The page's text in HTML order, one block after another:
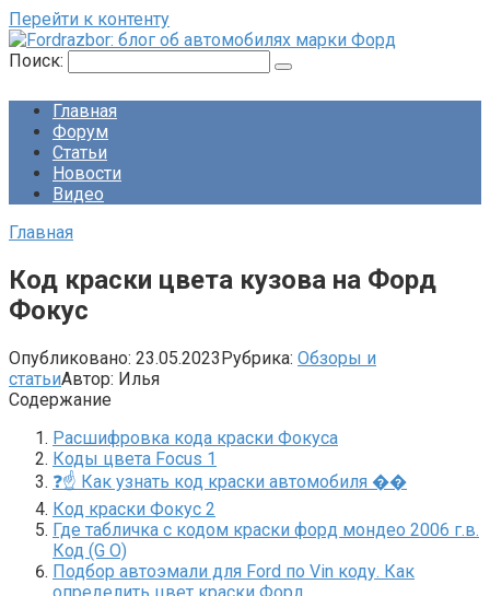
Перейти к контенту
Поиск:
Главная
Форум
Статьи
Новости
Видео
Главная
Код краски цвета кузова на Форд
Фокус
Опубликовано: 23.05.2023Рубрика: Обзоры и
статьиАвтор: Илья
Содержание
Расшифровка кода краски Фокуса
Коды цвета Focus 1
❓☝️ Как узнать код краски автомобиля ��
Код краски Фокус 2
Где табличка с кодом краски форд мондео 2006 г.в.
Код (G O)
Подбор автоэмали для Ford по Vin коду. Как